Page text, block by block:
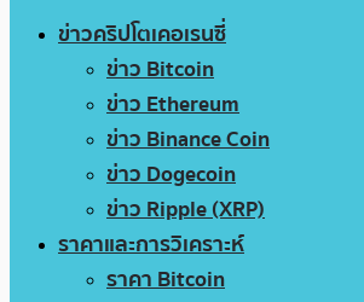
ข่าวคริปโตเคอเรนซี่
ข่าว Bitcoin
ข่าว Ethereum
ข่าว Binance Coin
ข่าว Dogecoin
ข่าว Ripple (XRP)
ราคาและการวิเคราะห์
ราคา Bitcoin